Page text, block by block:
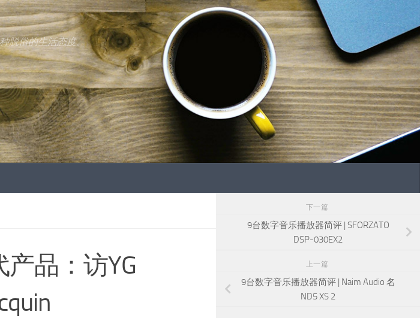
脱俗的生活态度。
品：访YG
下一篇
9台数字音乐播放器简评 | SFORZATO
DSP-030EX2
上一篇
9台数字音乐播放器简评 | Naim Audio 名
ND5 XS 2